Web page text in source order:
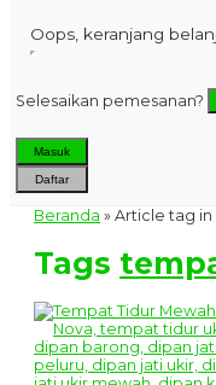
Oops, keranjang
Selesaikan pemesanan?
Masuk
Daftar
Beranda » Article tag
Tags